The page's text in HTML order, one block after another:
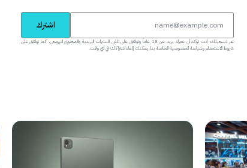
اشترك
عبر تسجيلك، أنت تؤكد أن عمرك يزيد عن 18 عاماً وتوافق على تلقي النشرات البريدية والمحتوى الترويجي، كما توافق على
شروط الاستخدام وسياسة الخصوصية الخاصة بنا. يمكنك إلغاء اشتراكك في أي وقت.